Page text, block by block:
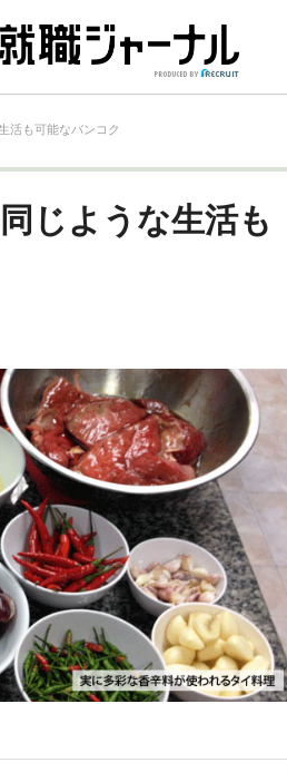
活も可能なバンコク
じような生活も